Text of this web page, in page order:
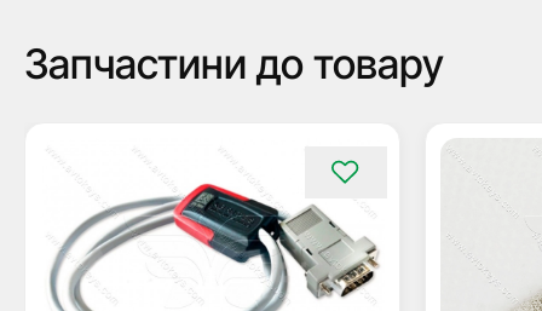
Запчастини до товару